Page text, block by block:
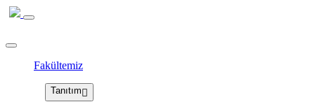
Fakültemiz
Tanıtım